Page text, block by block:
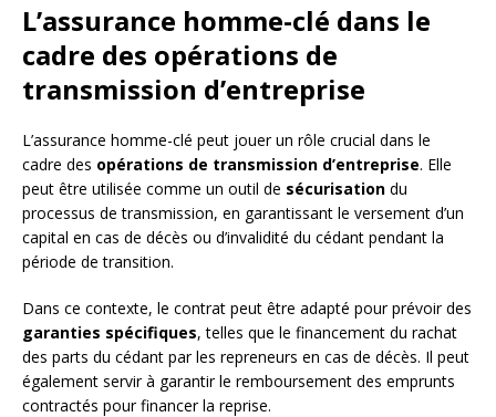
L’assurance homme-clé dans le
cadre des opérations de
transmission d’entreprise
L’assurance homme-clé peut jouer un rôle crucial dans le
cadre des opérations de transmission d’entreprise. Elle
peut être utilisée comme un outil de sécurisation du
processus de transmission, en garantissant le versement d’un
capital en cas de décès ou d’invalidité du cédant pendant la
période de transition.
Dans ce contexte, le contrat peut être adapté pour prévoir des
garanties spécifiques, telles que le financement du rachat
des parts du cédant par les repreneurs en cas de décès. Il peut
également servir à garantir le remboursement des emprunts
contractés pour financer la reprise.